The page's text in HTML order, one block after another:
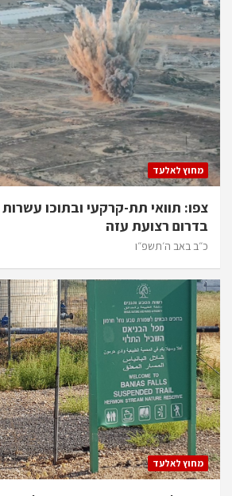
מחוץ לאלעד
צפו: תוואי תת-קרקעי ובתוכו
בדרום רצועת עזה
כ״ב באב ה׳תשפ״ו
מחוץ לאלעד